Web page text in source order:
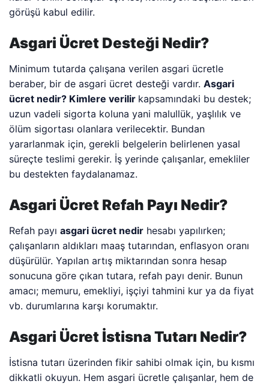
görüşü kabul edilir.
Asgari Ücret Desteği Nedir?
Minimum tutarda çalışana verilen asgari ücretle
beraber, bir de asgari ücret desteği vardır.Asgari
ücret nedir? Kimlere verilir kapsamındaki bu destek;
uzun vadeli sigorta koluna yani malullük, yaşlılık ve
ölüm sigortası olanlara verilecektir. Bundan
yararlanmak için, gerekli belgelerin belirlenen yasal
süreçte teslimi gerekir. İş yerinde çalışanlar, emekliler
bu destekten faydalanamaz.
Asgari Ücret Refah Payı Nedir?
Refah payıasgari ücret nedir hesabı yapılırken;
çalışanların aldıkları maaş tutarından, enflasyon oranı
düşürülür. Yapılan artış miktarından sonra hesap
sonucuna göre çıkan tutara, refah payı denir. Bunun
amacı; memuru, emekliyi, işçiyi tahmini kur ya da fiyat
vb. durumlarına karşı korumaktır.
Asgari Ücret İstisna Tutarı Nedir?
İstisna tutarı üzerinden fikir sahibi olmak için, bu kısmı
dikkatli okuyun. Hem asgari ücretle çalışanlar, hem de